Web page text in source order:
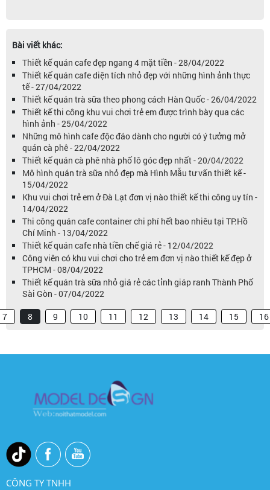
Bài viết khác:
Thiết kế quán cafe đẹp ngang 4 mặt tiền - 28/04/2022
Thiết kế quán cafe diện tích nhỏ đẹp với những hình ảnh thực
tế - 27/04/2022
Thiết kế quán trà sữa theo phong cách Hàn Quốc - 26/04/2022
Thiết kế thi công khu vui chơi trẻ em được trình bày qua các
hình ảnh - 25/04/2022
Những mô hình cafe độc đáo dành cho người có ý tưởng mở
quán cà phê - 22/04/2022
Thiết kế quán cà phê nhà phố lô góc đẹp nhất - 20/04/2022
Mô hình quán trà sữa nhỏ đẹp mà Hình Mẫu tư vấn thiết kế -
15/04/2022
Khu vui chơi trẻ em ở Đà Lạt đơn vị nào thiết kế thi công uy tín -
14/04/2022
Thi công quán cafe container chi phí hết bao nhiêu tại TP.Hồ
Chí Minh - 13/04/2022
Thiết kế quán cafe nhà tiền chế giá rẻ - 12/04/2022
Công viên có khu vui chơi cho trẻ em đơn vị nào thiết kế đẹp ở
TPHCM - 08/04/2022
Thiết kế quán trà sữa nhỏ giá rẻ các tỉnh giáp ranh Thành Phố
Sài Gòn - 07/04/2022
7 8 9 10 11 12 13 14 15 16
CÔNG TY TNHH